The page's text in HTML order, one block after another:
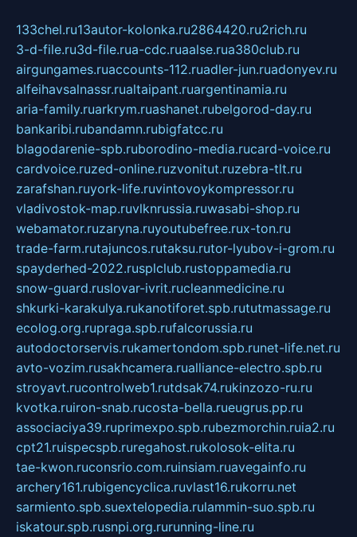
133chel.ru13autor-kolonka.ru2864420.ru2rich.ru
3-d-file.ru3d-file.rua-cdc.ruaalse.rua380club.ru
airgungames.ruaccounts-112.ruadler-jun.ruadonyev.ru
alfeihavsalnassr.rualtaipant.ruargentinamia.ru
aria-family.ruarkrym.ruashanet.rubelgorod-day.ru
bankaribi.rubandamn.rubigfatcc.ru
blagodarenie-spb.ruborodino-media.rucard-voice.ru
cardvoice.ruzed-online.ruzvonitut.ruzebra-tlt.ru
zarafshan.ruyork-life.ruvintovoykompressor.ru
vladivostok-map.ruvlknrussia.ruwasabi-shop.ru
webamator.ruzaryna.ruyoutubefree.rux-ton.ru
trade-farm.rutajuncos.rutaksu.rutor-lyubov-i-grom.ru
spayderhed-2022.rusplclub.rustoppamedia.ru
snow-guard.ruslovar-ivrit.rucleanmedicine.ru
shkurki-karakulya.rukanotiforet.spb.rututmassage.ru
ecolog.org.rupraga.spb.rufalcorussia.ru
autodoctorservis.rukamertondom.spb.runet-life.net.ru
avto-vozim.rusakhcamera.rualliance-electro.spb.ru
stroyavt.rucontrolweb1.rutdsak74.rukinzozo-ru.ru
kvotka.ruiron-snab.rucosta-bella.rueugrus.pp.ru
associaciya39.ruprimexpo.spb.rubezmorchin.ruia2.ru
cpt21.ruispecspb.ruregahost.rukolosok-elita.ru
tae-kwon.ruconsrio.com.ruinsiam.ruavegainfo.ru
archery161.rubigencyclica.ruvlast16.rukorru.net
sarmiento.spb.suextelopedia.rulammin-suo.spb.ru
iskatour.spb.rusnpi.org.rurunning-line.ru